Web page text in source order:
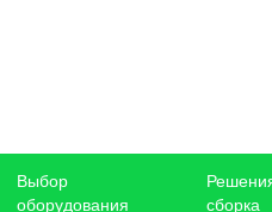
Выбор
оборудования
сборка